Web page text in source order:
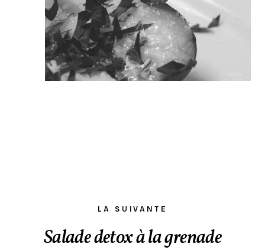
LA SUIVANTE
Salade detox à la grenade